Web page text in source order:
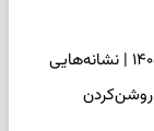
فال شمع امروز جمعه ۱۶ مرداد ۱۴۰۵ | نشانه‌هایی
روشن‌کردن